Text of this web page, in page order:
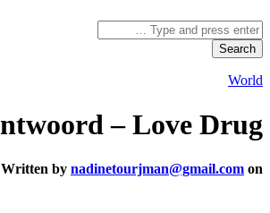
World
– Love Drug
Written by nadinetourjman@gmail.com on مارس 29, 2017